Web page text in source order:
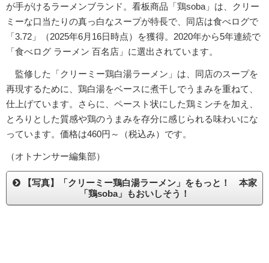
が手がけるラーメンブランド。看板商品「鶏soba」は、クリー
ミーな口当たりの真っ白なスープが特長で、同店は食べログで
「3.72」（2025年6月16日時点）を獲得。2020年から5年連続で
「食べログ ラーメン 百名店」に選出されています。
監修した「クリーミー鶏白湯ラーメン」は、同店のスープを
再現するために、鶏白湯をベースに煮干しでうまみを重ねて、
仕上げています。さらに、ペースト状にした鶏ミンチを加え、
とろりとした質感や鶏のうまみを存分に感じられる味わいにな
っています。価格は460円～（税込み）です。
（オトナンサー編集部）
【写真】「クリーミー鶏白湯ラーメン」をもっと！ 本家
「鶏soba」もおいしそう！